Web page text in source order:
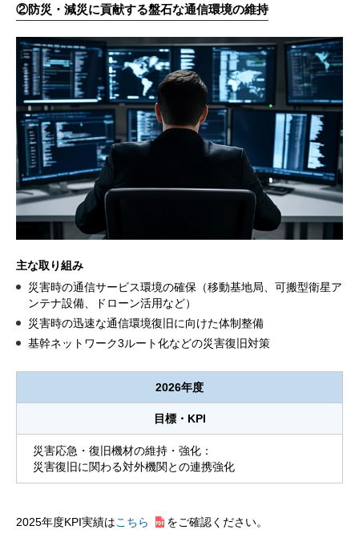
②防災・減災に貢献する盤石な通信環境の維持
主な取り組み
災害時の通信サービス環境の確保（移動基地局、可搬型衛星ア
ンテナ設備、ドローン活用など）
災害時の迅速な通信環境復旧に向けた体制整備
基幹ネットワーク3ルート化などの災害復旧対策
2026年度
目標・KPI
災害応急・復旧機材の維持・強化：
災害復旧に関わる対外機関との連携強化
2025年度KPI実績はこちら をご確認ください。